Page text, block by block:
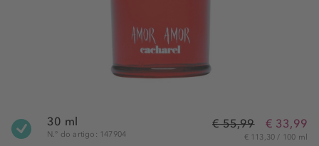
30 ml
N.° do artigo: 147904
€ 55,99 € 33,99
€ 113,30 / 100 ml